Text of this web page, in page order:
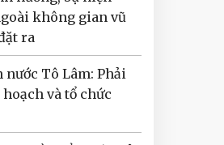
không gian vũ
ra
nước Tô Lâm: Phải
và tổ chức